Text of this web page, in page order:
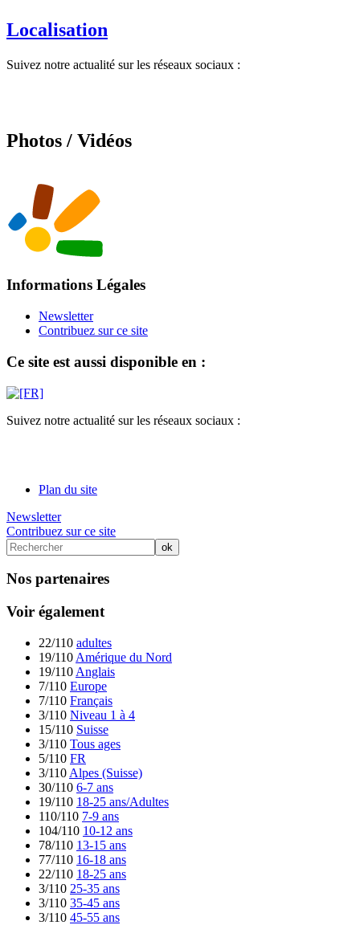
Localisation
Suivez notre actualité sur les réseaux sociaux :
Photos / Vidéos
Informations Légales
Newsletter
Contribuez sur ce site
Ce site est aussi disponible en :
Suivez notre actualité sur les réseaux sociaux :
Plan du site
Newsletter
Contribuez sur ce site
Nos partenaires
Voir également
22/110 adultes
19/110 Amérique du Nord
19/110 Anglais
7/110 Europe
7/110 Français
3/110 Niveau 1 à 4
15/110 Suisse
3/110 Tous ages
5/110 FR
3/110 Alpes (Suisse)
30/110 6-7 ans
19/110 18-25 ans/Adultes
110/110 7-9 ans
104/110 10-12 ans
78/110 13-15 ans
77/110 16-18 ans
22/110 18-25 ans
3/110 25-35 ans
3/110 35-45 ans
3/110 45-55 ans